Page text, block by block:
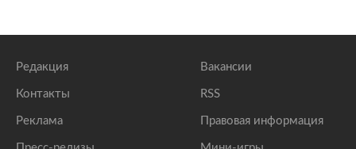
Редакция
Контакты
Реклама
Вакансии
RSS
Правовая информация